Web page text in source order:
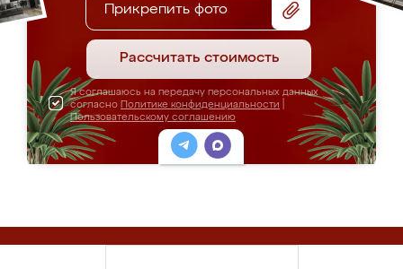
Прикрепить фото
Рассчитать стоимость
Я соглашаюсь на передачу персональных данных
согласно Политике конфиденциальности
Пользовательскому соглашению